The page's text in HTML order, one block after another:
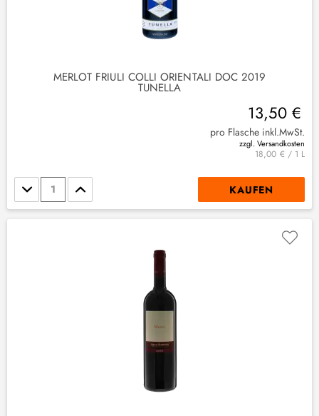
MERLOT FRIULI COLLI ORIENTALI DOC 2019
TUNELLA
13,50 €
pro Flasche inkl.MwSt.
zzgl. Versandkosten
18,00 € / 1 L
Stückzahl KAUFEN